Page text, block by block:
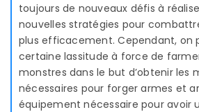
toujours de nouveaux défis à
nouvelles stratégies pour
plus efficacement. Cependant, on
certaine lassitude à force de
monstres dans le but d’obtenir les
nécessaires pour forger armes et
équipement nécessaire pour avoir